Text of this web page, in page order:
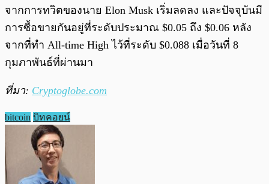
จากการทวิตของนาย Elon Musk เริ่มลดลง และปัจจุบันมี
การซื้อขายกันอยู่ที่ระดับประมาณ $0.05 ถึง $0.06 หลัง
จากที่ทำ All-time High ไว้ที่ระดับ $0.088 เมื่อวันที่ 8
กุมภาพันธ์ที่ผ่านมา
ที่มา: Cryptoglobe.com
bitcoin บิทคอยน์